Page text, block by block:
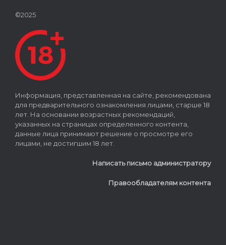
©2025
Информация, представленная на сайте, рекомендована
для предварительного ознакомления лицами, старше 18
лет. На основании возрастных рекомендаций,
указанных на страницах определенного контента,
данные лица принимают решение о просмотре его
лицами, не достигшим 18 лет.
Написать письмо администратору
Правообладателям контента